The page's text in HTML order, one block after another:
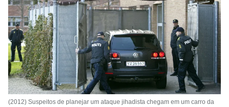
(2012) Suspeitos de planejar um ataque jihadista chegam em um carro da